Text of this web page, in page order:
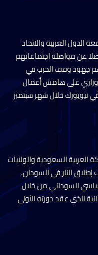
الدول العربية والاتحاد
عن مواصلة اجتماعاتهم
جهود وقف الحرب في
على هامش أعمال
نيويورك خلال شهر سبتمبر
العربية السعودية والولايات
النار في السودان،
السوداني من خلال
الذي عقد دورته الأولى